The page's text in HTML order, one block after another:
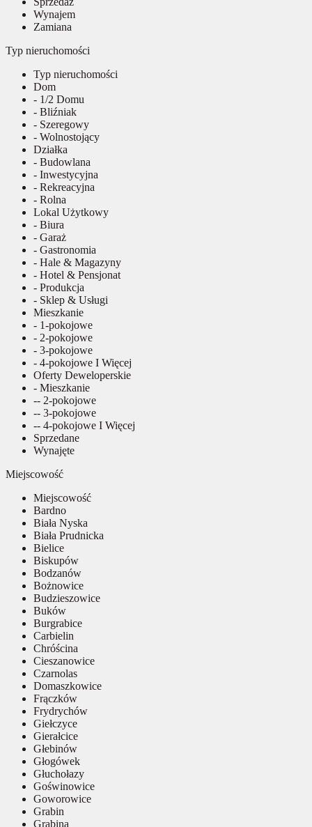
Wynajem
Zamiana
Typ nieruchomości
Typ nieruchomości
Dom
- 1/2 Domu
- Bliźniak
- Szeregowy
- Wolnostojący
Działka
- Budowlana
- Inwestycyjna
- Rekreacyjna
- Rolna
Lokal Użytkowy
- Biura
- Garaż
- Gastronomia
- Hale & Magazyny
- Hotel & Pensjonat
- Produkcja
- Sklep & Usługi
Mieszkanie
- 1-pokojowe
- 2-pokojowe
- 3-pokojowe
- 4-pokojowe I Więcej
Oferty Deweloperskie
- Mieszkanie
-- 2-pokojowe
-- 3-pokojowe
-- 4-pokojowe I Więcej
Sprzedane
Wynajęte
Miejscowość
Miejscowość
Bardno
Biała Nyska
Biała Prudnicka
Bielice
Biskupów
Bodzanów
Bożnowice
Budzieszowice
Buków
Burgrabice
Carbielin
Chróścina
Cieszanowice
Czarnolas
Domaszkowice
Frączków
Frydrychów
Giełczyce
Gierałcice
Głebinów
Głogówek
Głuchołazy
Goświnowice
Goworowice
Grabin
Grabina